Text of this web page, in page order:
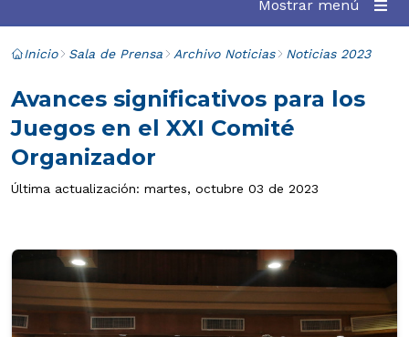
Mostrar menú
Inicio Sala de Prensa Archivo Noticias Noticias 2023
Avances significativos para los
Juegos en el XXI Comité
Organizador
Última actualización: martes, octubre 03 de 2023